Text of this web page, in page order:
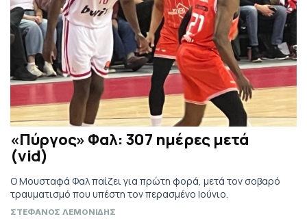
«Πύργος» Φαλ: 307 ημέρες μετά
(vid)
Ο Μουσταφά Φαλ παίζει για πρώτη φορά, μετά τον σοβαρό
τραυματισμό που υπέστη τον περασμένο Ιούνιο.
ΣΤΕΦΑΝΟΣ ΛΕΜΟΝΙΔΗΣ